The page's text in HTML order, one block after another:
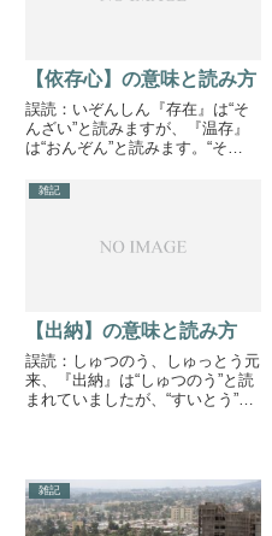
【依存心】の意味と読み方
誤読：いぞんしん『存在』は“そ
んざい”と読みますが、『温存』
は“おんぞん”と読みます。“そ
り、“いぞんしん”と読まれること
があります。『既存』と同じ
み方ですが、慣用読みの“いぞ...
雑記
【出納】の意味と読み方
誤読：しゅつのう、しゅっとう元
来、『出納』は“しゅつのう”と読
まれていましたが、“すいとう”と
す。本来は“しゅつのう”と読まれ
ていたが、現在は“すいとう”...
雑記